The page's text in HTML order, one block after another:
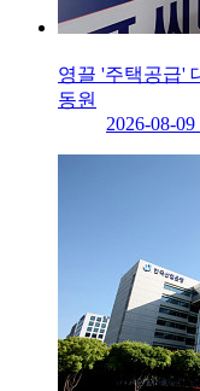
영끌 '주택공급'
동원
2026-08-09